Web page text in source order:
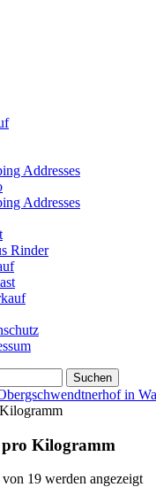
Addresses
Addresses
Rinder
in
Kilogramm
19 werden angezeigt